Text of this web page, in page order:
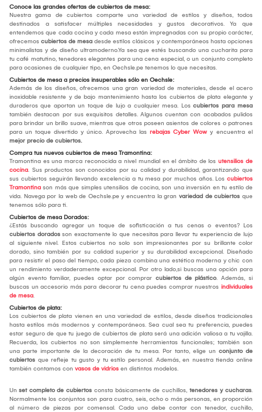
Conoce las grandes ofertas de cubiertos de mesa:
Nuestra gama de cubiertos comparte una variedad de estilos y diseños, todos
destinados a satisfacer múltiples necesidades y gustos decorativos. Ya que
entendemos que cada cocina y cada mesa están impregnadas con su propio carácter,
ofrecemos cubiertos de mesa desde estilos clásicos y contemporáneos hasta opciones
minimalistas y de diseño ultramoderno.Ya sea que estés buscando una cucharita para
tu café matutino, tenedores elegantes para una cena especial, o un conjunto completo
para ocasiones de cualquier tipo, en Oechsle.pe tenemos lo que necesitas.
Cubiertos de mesa a precios insuperables sólo en Oechsle:
Además de los diseños, ofrecemos una gran variedad de materiales, desde el acero
inoxidable resistente y de bajo mantenimiento hasta los cubiertos de plata elegante y
duraderos que aportan un toque de lujo a cualquier mesa. Los cubiertos para mesa
también destacan por sus exquisitos detalles. Algunos cuentan con acabados pulidos
para brindar un brillo suave, mientras que otros poseen asientos de colores o patrones
para un toque divertido y único. Aprovecha las rebajas Cyber Wow y encuentra el
mejor precio de cubiertos.
Compra tus nuevos cubiertos de mesa Tramontina:
Tramontina es una marca reconocida a nivel mundial en el ámbito de los utensilios de
cocina. Sus productos son conocidos por su calidad y durabilidad, garantizando que
sus cubiertos seguirán llevando excelencia a tu mesa por muchos años. Los cubiertos
Tramontina son más que simples utensilios de cocina, son una inversión en tu estilo de
vida. Navega por la web de Oechsle.pe y encuentra la gran variedad de cubiertos que
tenemos sólo para ti.
Cubiertos de mesa Dorados:
¿Estás buscando agregar un toque de sofisticación a tus cenas o eventos? Los
cubiertos dorados son exactamente lo que necesitas para llevar tu experiencia de lujo
al siguiente nivel. Estos cubiertos no solo son impresionantes por su brillante color
dorado, sino también por su calidad superior y su durabilidad excepcional. Diseñado
para resistir el paso del tiempo, cada pieza combina una estética moderna y chic con
un rendimiento verdaderamente excepcional. Por otro lado,si buscas una opción para
algún evento familiar, puedes optar por comprar cubiertos de plástico. Además, si
buscas un accesorio más para decorar tu cena puedes comprar nuestros individuales
de mesa.
Cubiertos de plata:
Los cubiertos de plata vienen en una variedad de estilos, desde diseños tradicionales
hasta estilos más modernos y contemporáneos. Sea cual sea tu preferencia, puedes
estar seguro de que tu juego de cubiertos de plata será una adición valiosa a tu vajilla.
Recuerda, los cubiertos no son simplemente herramientas funcionales; también son
una parte importante de la decoración de tu mesa. Por tanto, elige un conjunto de
cubiertos que refleje tu gusto y tu estilo personal. Además, en nuestra tienda online
también contamos con vasos de vidrios en distintos modelos.
Un set completo de cubiertos consta básicamente de cuchillos, tenedores y cucharas.
Normalmente los conjuntos son para cuatro, seis, ocho o más personas, en proporción
al número de piezas por comensal. Cada uno debe contar con tenedor, cuchillo,